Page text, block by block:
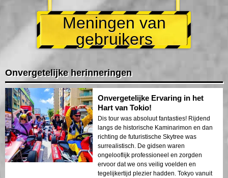
Meningen van
gebruikers
Onvergetelijke herinneringen
Onvergetelijke Ervaring in het
Hart van Tokio!
Dis tour was absoluut fantasties! Rijdend
langs de historische Kaminarimon en dan
richting de futuristische Skytree was
surrealistisch. De gidsen waren
ongelooflijk professioneel en zorgden
ervoor dat we ons veilig voelden en
tegelijkertijd plezier hadden. Tokyo vanuit